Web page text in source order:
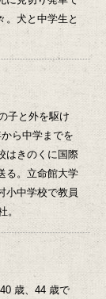
。犬と中学生と
子と外を駆け
ら中学までを
はきのくに国際
る。立命館大学
小中学校で教員
。
歳、44 歳で